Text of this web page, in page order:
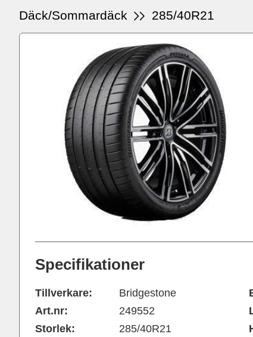
Däck/Sommardäck 285/40R21
Specifikationer
Tillverkare:
Art.nr:
Storlek:
Bridgestone
249552
285/40R21